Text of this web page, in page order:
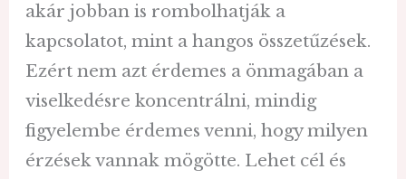
akár jobban is rombolhatják a
kapcsolatot, mint a hangos összetűzések.
Ezért nem azt érdemes a önmagában a
viselkedésre koncentrálni, mindig
figyelembe érdemes venni, hogy milyen
érzések vannak mögötte. Lehet cél és